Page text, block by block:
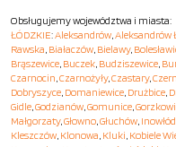
Obsługujemy województwa i miasta:
ŁÓDZKIE:Aleksandrów,Aleksandrów
Rawska, Białaczów, Bielawy,
Brąszewice, Buczek, Budziszewice,
Czarnocin,Czarnożyły,Czastary,
Dobryszyce, Domaniewice, Drużbice,
Gidle,Godzianów,Gomunice,
Małgorzaty,Głowno,Głuchów,
Kleszczów, Klonowa, Kluki, Kobiele